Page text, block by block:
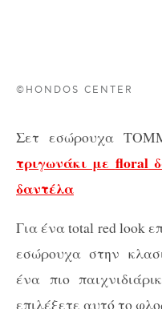
©HONDOS CENTER
Σετ εσώρουχα
τριγωνάκι με floral
δαντέλα
Για ένα total red look
εσώρουχα στην
ένα πιο
επιλέξετε αυτό το